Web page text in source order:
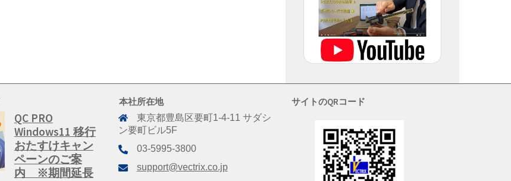
QC PRO
Windows11 移行
おたすけキャン
ペーンのご案
内 ※期間延長
本社所在地
東京都豊島区要町1-4-11 サダシ
ン要町ビル5F
03-5995-3800
support@vectrix.co.jp
サイトのQRコード